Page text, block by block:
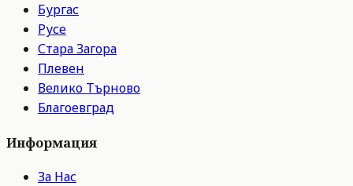
Бургас
Русе
Стара Загора
Плевен
Велико Търново
Благоевград
Информация
За Нас